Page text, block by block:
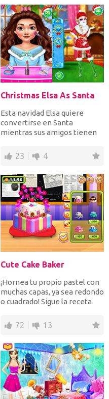
Christmas Elsa As Santa
Esta navidad Elsa quiere
convertirse en Santa
mientras sus amigos tienen
23 4
Cute Cake Baker
¡Hornea tu propio pastel con
muchas capas, ya sea redondo
o cuadrado! Sigue la receta
72 13